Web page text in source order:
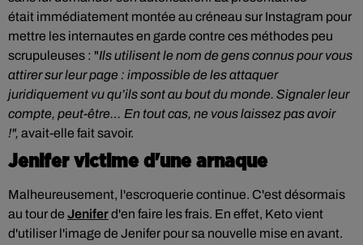
était immédiatement montée au créneau sur Instagram pour
mettre les internautes en garde contre ces méthodes peu
scrupuleuses : "Ils utilisent le nom de gens connus pour vous
attirer sur leur page : impossible de les attaquer
juridiquement vu qu’ils sont au bout du monde. Signaler leur
compte, peut-être… En tout cas, ne vous laissez pas avoir
!", avait-elle fait savoir.
Jenifer victime d'une arnaque
Malheureusement, l'escroquerie continue. C'est désormais
au tour de Jeniferd'en faire les frais. En effet, Keto vient
d'utiliser l'image de Jenifer pour sa nouvelle mise en avant.